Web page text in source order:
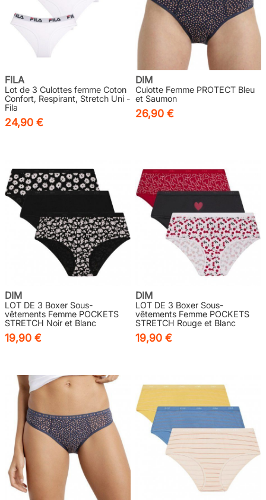
FILA
Lot de 3 Culottes femme Coton
Confort, Respirant, Stretch Uni -
Fila
24,90 €
DIM
Culotte Femme PROTECT Bleu
et Saumon
26,90 €
DIM
LOT DE 3 Boxer Sous-
vêtements Femme POCKETS
STRETCH Noir et Blanc
19,90 €
DIM
LOT DE 3 Boxer Sous-
vêtements Femme POCKETS
STRETCH Rouge et Blanc
19,90 €